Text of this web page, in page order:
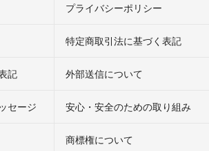
プライバシーポリシー
特定商取引法に基づく表記
記 外部送信について
セージ 安心・安全のための取り組み
商標権について